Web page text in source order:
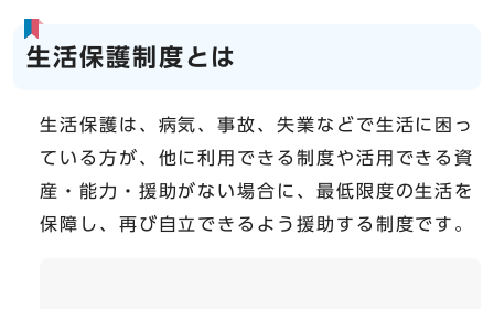
生活保護制度とは
生活保護は、病気、事故、失業などで生活に困っ
ている方が、他に利用できる制度や活用できる資
産・能力・援助がない場合に、最低限度の生活を
保障し、再び自立できるよう援助する制度です。